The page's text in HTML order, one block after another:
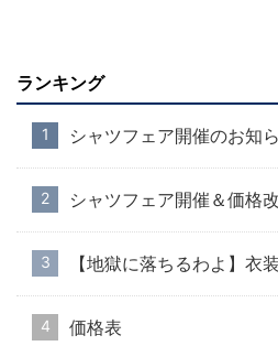
ランキング
シャツフェア開催のお知
シャツフェア開催＆価格
【地獄に落ちるわよ】衣
価格表